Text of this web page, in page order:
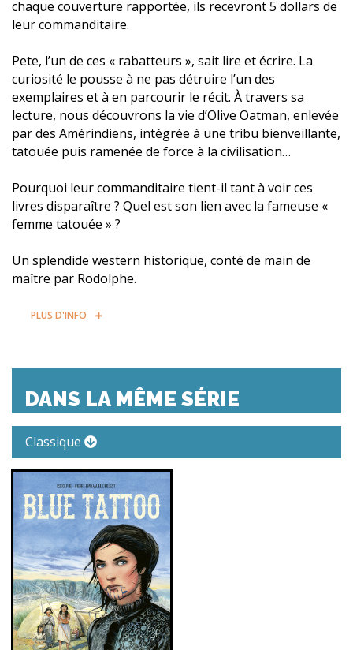
chaque couverture rapportée, ils recevront 5 dollars de
leur commanditaire.
Pete, l’un de ces « rabatteurs », sait lire et écrire. La
curiosité le pousse à ne pas détruire l’un des
exemplaires et à en parcourir le récit. À travers sa
lecture, nous découvrons la vie d’Olive Oatman, enlevée
par des Amérindiens, intégrée à une tribu bienveillante,
tatouée puis ramenée de force à la civilisation…
Pourquoi leur commanditaire tient-il tant à voir ces
livres disparaître ? Quel est son lien avec la fameuse «
femme tatouée » ?
Un splendide western historique, conté de main de
maître par Rodolphe.
PLUS D'INFO
DANS LA MÊME SÉRIE
Classique